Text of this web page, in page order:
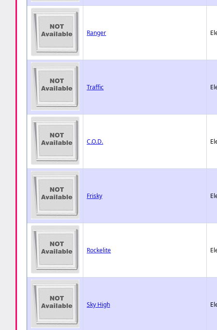
Ranger
Traffic
C.O.D.
Frisky
Rockelite
Sky High